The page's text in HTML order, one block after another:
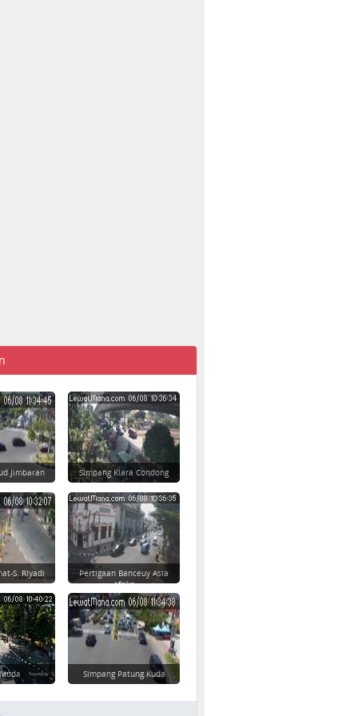
Jimbaran Simpang Kiara Condong
S. Riyadi
Pertigaan Banceuy Asia
Afrika
Simpang Patung Kuda